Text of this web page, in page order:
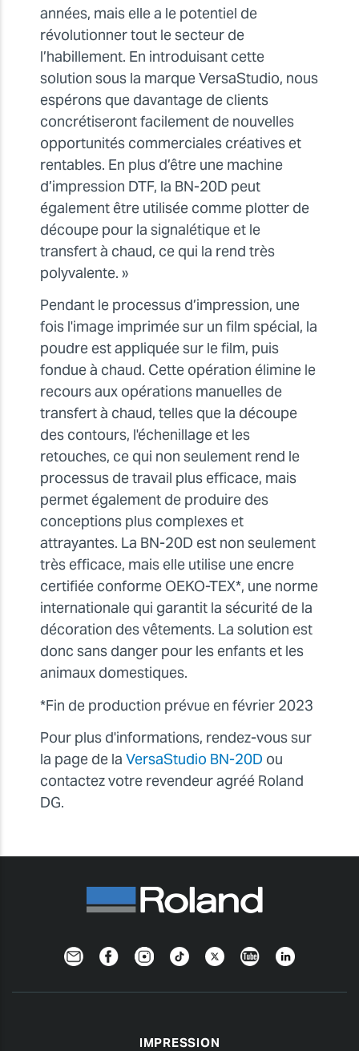
années, mais elle a le potentiel de
révolutionner tout le secteur de
l’habillement. En introduisant cette
solution sous la marque VersaStudio, nous
espérons que davantage de clients
concrétiseront facilement de nouvelles
opportunités commerciales créatives et
rentables. En plus d’être une machine
d’impression DTF, la BN-20D peut
également être utilisée comme plotter de
découpe pour la signalétique et le
transfert à chaud, ce qui la rend très
polyvalente. »
Pendant le processus d’impression, une
fois l'image imprimée sur un film spécial, la
poudre est appliquée sur le film, puis
fondue à chaud. Cette opération élimine le
recours aux opérations manuelles de
transfert à chaud, telles que la découpe
des contours, l'échenillage et les
retouches, ce qui non seulement rend le
processus de travail plus efficace, mais
permet également de produire des
conceptions plus complexes et
attrayantes. La BN-20D est non seulement
très efficace, mais elle utilise une encre
certifiée conforme OEKO-TEX*, une norme
internationale qui garantit la sécurité de la
décoration des vêtements. La solution est
donc sans danger pour les enfants et les
animaux domestiques.
*Fin de production prévue en février 2023
Pour plus d'informations, rendez-vous sur
la page de la VersaStudio BN-20D ou
contactez votre revendeur agréé Roland
DG.
NewsletterFacebookInstagramTikTokTwitterYouTubeLinkedin
IMPRESSION